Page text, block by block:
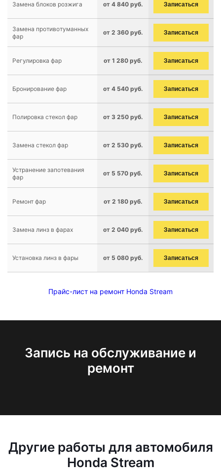
Замена блоков розжига от 4 840 руб. Записаться
Замена противотуманных
фар
от 2 360 руб. Записаться
Регулировка фар от 1 280 руб. Записаться
Бронирование фар от 4 540 руб. Записаться
Полировка стекол фар от 3 250 руб. Записаться
Замена стекол фар от 2 530 руб. Записаться
Устранение запотевания
фар
от 5 570 руб. Записаться
Ремонт фар от 2 180 руб. Записаться
Замена линз в фарах от 2 040 руб. Записаться
Установка линз в фары от 5 080 руб. Записаться
Прайс-лист на ремонт Honda Stream
Запись на обслуживание и
ремонт
Другие работы для автомобиля
Honda Stream